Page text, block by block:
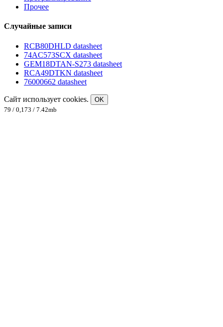
Прочее
Случайные записи
RCB80DHLD datasheet
74AC573SCX datasheet
GEM18DTAN-S273 datasheet
RCA49DTKN datasheet
76000662 datasheet
Сайт использует cookies.
OK
79 / 0,173 / 7.42mb